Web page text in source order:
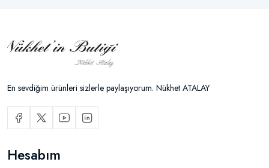
En sevdiğim ürünleri sizlerle paylaşıyorum. Nükhet ATALAY
Hesabım